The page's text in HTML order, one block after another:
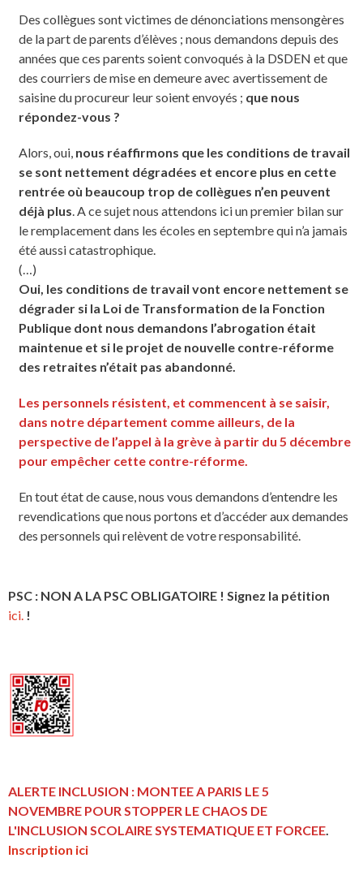
Des collègues sont victimes de dénonciations mensongères
de la part de parents d’élèves ; nous demandons depuis des
années que ces parents soient convoqués à la DSDEN et que
des courriers de mise en demeure avec avertissement de
saisine du procureur leur soient envoyés ; que nous
répondez-vous ?
Alors, oui, nous réaffirmons que les conditions de travail
se sont nettement dégradées et encore plus en cette
rentrée où beaucoup trop de collègues n’en peuvent
déjà plus . A ce sujet nous attendons ici un premier bilan sur
le remplacement dans les écoles en septembre qui n’a jamais
été aussi catastrophique.
(…)
Oui, les conditions de travail vont encore nettement se
dégrader si la Loi de Transformation de la Fonction
Publique dont nous demandons l’abrogation était
maintenue et si le projet de nouvelle contre-réforme
des retraites n’était pas abandonné.
Les personnels résistent, et commencent à se saisir,
dans notre département comme ailleurs, de la
perspective de l’appel à la grève à partir du 5 décembre
pour empêcher cette contre-réforme.
En tout état de cause, nous vous demandons d’entendre les
revendications que nous portons et d’accéder aux demandes
des personnels qui relèvent de votre responsabilité.
PSC : NON A LA PSC OBLIGATOIRE ! Signez la pétition
ici. !
ALERTE INCLUSION : MONTEE A PARIS LE 5
NOVEMBRE POUR STOPPER LE CHAOS DE
L'INCLUSION SCOLAIRE SYSTEMATIQUE ET FORCEE
Inscription ici